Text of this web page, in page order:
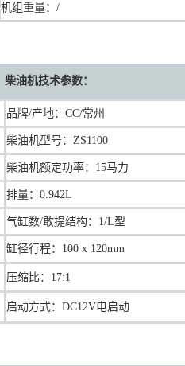
机组重量：/
柴油机技术参数：
品牌/产地：CC/常州
柴油机型号：ZS1100
柴油机额定功率：15马力
排量：0.942L
气缸数/敢提结构：1/L型
缸径行程：100 x 120mm
压缩比：17:1
启动方式：DC12V电启动